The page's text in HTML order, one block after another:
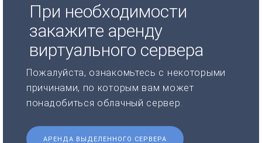
При необходимости
закажите аренду
виртуального сервера
Пожалуйста, ознакомьтесь с некоторыми
причинами, по которым вам может
понадобиться облачный сервер.
АРЕНДА ВЫДЕЛЕННОГО СЕРВЕРА